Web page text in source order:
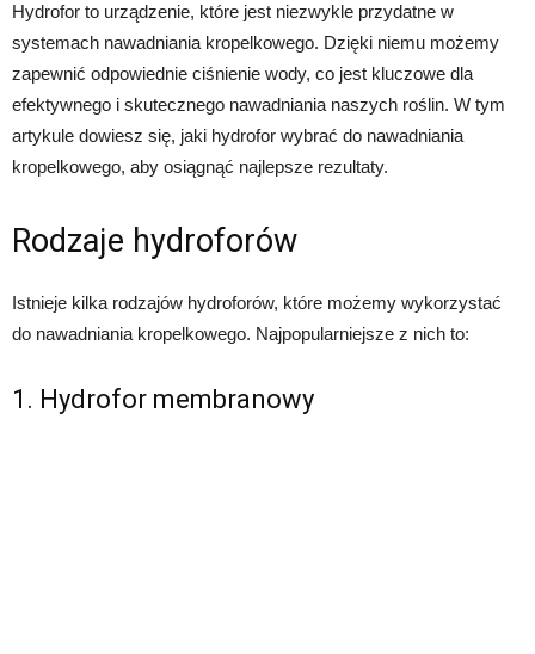
Hydrofor to urządzenie, które jest niezwykle przydatne w
systemach nawadniania kropelkowego. Dzięki niemu możemy
zapewnić odpowiednie ciśnienie wody, co jest kluczowe dla
efektywnego i skutecznego nawadniania naszych roślin. W tym
artykule dowiesz się, jaki hydrofor wybrać do nawadniania
kropelkowego, aby osiągnąć najlepsze rezultaty.
Rodzaje hydroforów
Istnieje kilka rodzajów hydroforów, które możemy wykorzystać
do nawadniania kropelkowego. Najpopularniejsze z nich to:
1. Hydrofor membranowy